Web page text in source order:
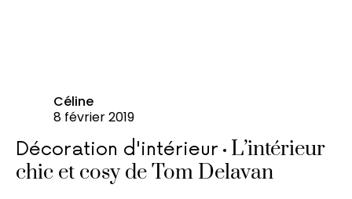
Céline
8 février 2019
Décoration d'intérieur
L’intérieur
chic et cosy de Tom Delavan